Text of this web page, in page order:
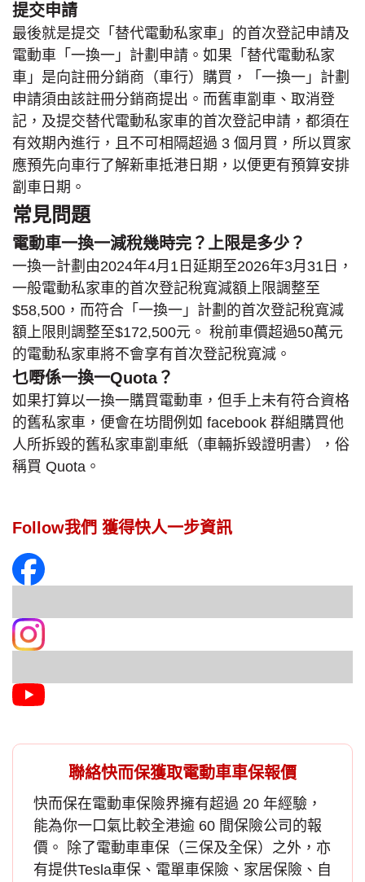
提交申請
最後就是提交「替代電動私家車」的首次登記申請及
電動車「一換一」計劃申請。如果「替代電動私家
車」是向註冊分銷商（車行）購買，「一換一」計劃
申請須由該註冊分銷商提出。而舊車劏車、取消登
記，及提交替代電動私家車的首次登記申請，都須在
有效期內進行，且不可相隔超過 3 個月買，所以買家
應預先向車行了解新車抵港日期，以便更有預算安排
劏車日期。
常見問題
電動車一換一減稅幾時完？上限是多少？
一換一計劃由2024年4月1日延期至2026年3月31日，
一般電動私家車的首次登記稅寬減額上限調整至
$58,500，而符合「一換一」計劃的首次登記稅寬減
額上限則調整至$172,500元。 稅前車價超過50萬元
的電動私家車將不會享有首次登記稅寬減。
乜嘢係一換一Quota？
如果打算以一換一購買電動車，但手上未有符合資格
的舊私家車，便會在坊間例如 facebook 群組購買他
人所拆毀的舊私家車劏車紙（車輛拆毀證明書），俗
稱買 Quota。
Follow我們 獲得快人一步資訊
聯絡快而保獲取電動車車保報價
快而保在電動車保險界擁有超過 20 年經驗，
能為你一口氣比較全港逾 60 間保險公司的報
價。 除了電動車車保（三保及全保）之外，亦
有提供Tesla車保 、電單車保險、家居保險、自